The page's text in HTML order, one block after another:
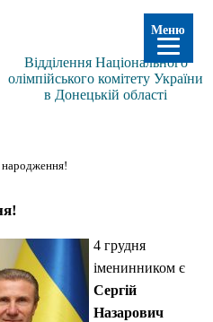
Відділення Національного
олімпійського комітету України
в Донецькій області
народження!
4 грудня
іменинником є
Сергій
Назарович
Меню